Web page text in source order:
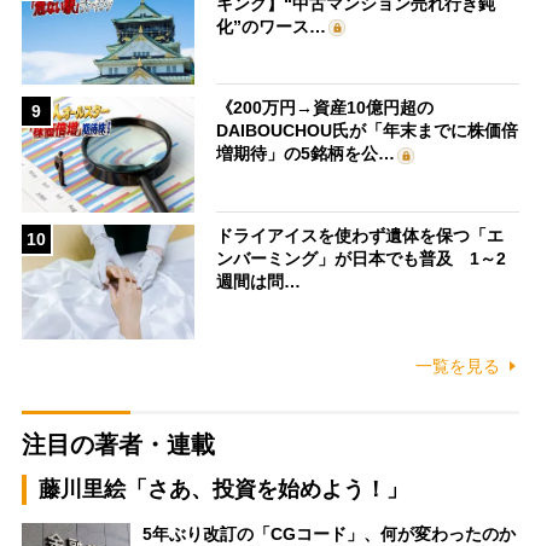
化”のワース…
9
《200万円→資産10億円超の
DAIBOUCHOU氏が「年末までに株価倍
増期待」の5銘柄を公…
10
ドライアイスを使わず遺体を保つ「エ
ンバーミング」が日本でも普及 1～2
週間は問…
一覧を見る
注目の著者・連載
藤川里絵「さあ、投資を始めよう！」
5年ぶり改訂の「CGコード」、何が変わったのか